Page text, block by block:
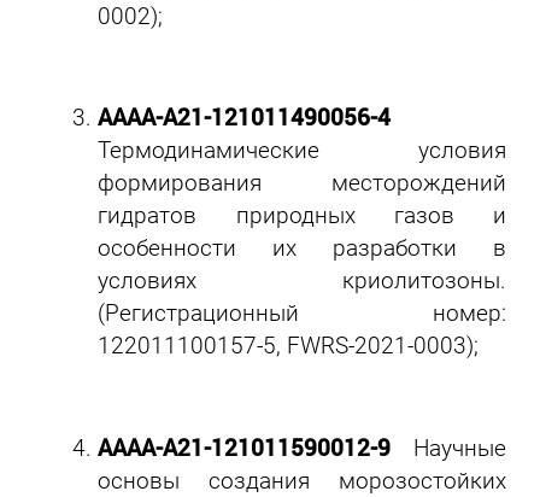
0002);
АААА-А21-121011490056-4
Термодинамические условия
формирования месторождений
гидратов природных газов и
особенности их разработки в
условиях криолитозоны.
(Регистрационный номер:
122011100157-5, FWRS-2021-0003);
АААА-А21-121011590012-9 Научные
основы создания морозостойких